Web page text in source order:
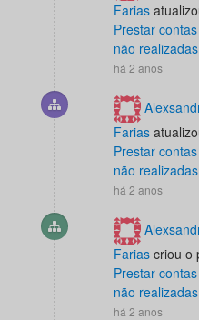
Farias
Prestar
não realizadas
há 2 anos
Farias
Prestar
não realizadas
há 2 anos
Farias criou o
Prestar
não realizadas
há 2 anos